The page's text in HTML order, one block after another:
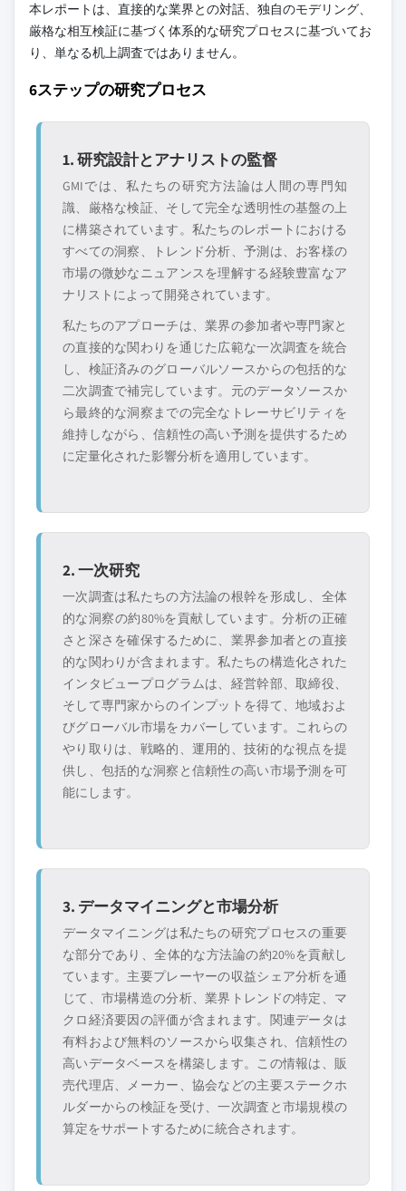
当社の市場収益計算は、個別にプロファイル
されていないメーカー、販売業者、専門業者
ムアップ手法を採用しています。プロファイ
るものではありません。
競合環境には以下も含まれる可能性があります
グローバルトップ
層に属さない地
域・国内限定のリ
ーダー企業
市場アクセスを支
配する販売代理店
やチャネルパート
ナー
新興の破壊的企
業、スタートアッ
プ、または隣接業
界からの参入者
特定の用途やエン
ドユースに特化し
たニッチプレイヤ
無料カスタマイズ - レポート価値の最大
20%
特定のデータが必要ですか？カスタマイ
カスタマイズを依頼する →
本レポートは、直接的な業界との対話、独自のモデリング、
厳格な相互検証に基づく体系的な研究プロセスに基づいてお
り、単なる机上調査ではありません。
6ステップの研究プロセス
1. 研究設計とアナリストの監督
GMIでは、私たちの研究方法論は人間の専門知
識、厳格な検証、そして完全な透明性の基盤の上
に構築されています。私たちのレポートにおける
すべての洞察、トレンド分析、予測は、お客様の
市場の微妙なニュアンスを理解する経験豊富なア
ナリストによって開発されています。
私たちのアプローチは、業界の参加者や専門家と
の直接的な関わりを通じた広範な一次調査を統合
し、検証済みのグローバルソースからの包括的な
二次調査で補完しています。元のデータソースか
ら最終的な洞察までの完全なトレーサビリティを
維持しながら、信頼性の高い予測を提供するため
に定量化された影響分析を適用しています。
2. 一次研究
一次調査は私たちの方法論の根幹を形成し、全体
的な洞察の約80%を貢献しています。分析の正確
さと深さを確保するために、業界参加者との直接
的な関わりが含まれます。私たちの構造化された
インタビュープログラムは、経営幹部、取締役、
そして専門家からのインプットを得て、地域およ
びグローバル市場をカバーしています。これらの
やり取りは、戦略的、運用的、技術的な視点を提
供し、包括的な洞察と信頼性の高い市場予測を可
能にします。
3. データマイニングと市場分析
データマイニングは私たちの研究プロセスの重要
な部分であり、全体的な方法論の約20%を貢献し
ています。主要プレーヤーの収益シェア分析を通
じて、市場構造の分析、業界トレンドの特定、マ
クロ経済要因の評価が含まれます。関連データは
有料および無料のソースから収集され、信頼性の
高いデータベースを構築します。この情報は、販
売代理店、メーカー、協会などの主要ステークホ
ルダーからの検証を受け、一次調査と市場規模の
算定をサポートするために統合されます。